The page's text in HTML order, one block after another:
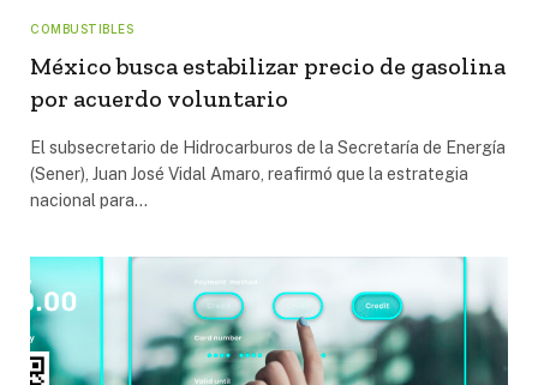
COMBUSTIBLES
México busca estabilizar precio de gasolina
por acuerdo voluntario
El subsecretario de Hidrocarburos de la Secretaría de Energía
(Sener), Juan José Vidal Amaro, reafirmó que la estrategia
nacional para…